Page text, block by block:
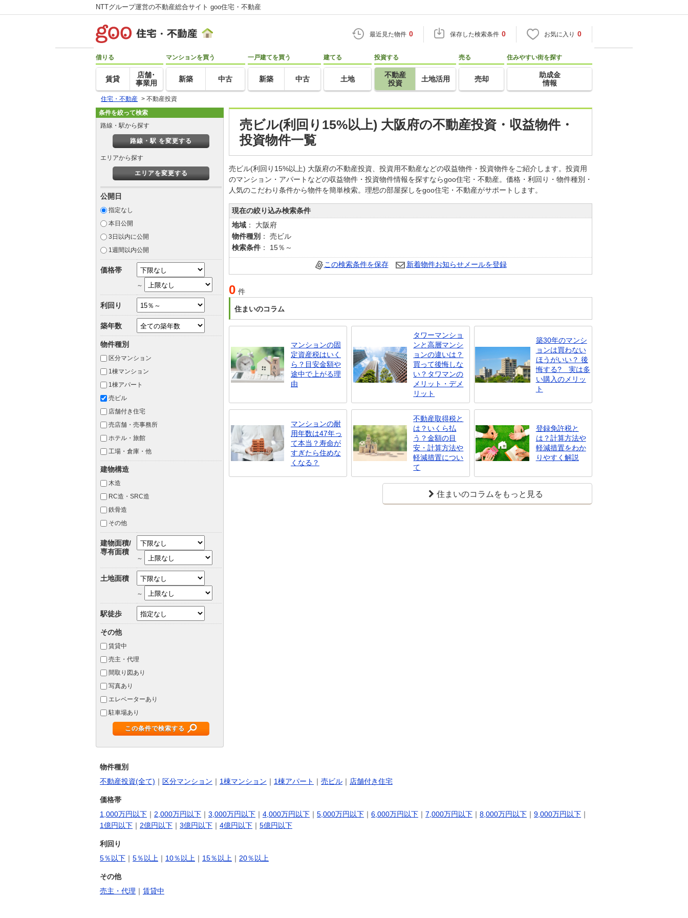
NTTグループ運営の不動産総合サイト goo住宅・不動産
最近見た物件 0 保存した検索条件 0 お気に入り 0
借りる
賃貸
店舗･
事業用
マンションを買う
新築 中古
一戸建てを買う
新築 中古
建てる
土地
投資する
不動産
投資
土地活用
売る
売却
住みやすい街を探す
助成金
情報
住宅・不動産 > 不動産投資
売ビル(利回り15%以上) 大阪府の不動産投資・収益物件・
投資物件一覧
売ビル(利回り15%以上) 大阪府の不動産投資、投資用不動産などの収益物件・投資物件をご紹介します。投資用
のマンション・アパートなどの収益物件・投資物件情報を探すならgoo住宅・不動産。価格・利回り・物件種別・
人気のこだわり条件から物件を簡単検索。理想の部屋探しをgoo住宅・不動産がサポートします。
現在の絞り込み検索条件
地域 ： 大阪府
物件種別 ： 売ビル
検索条件 ： 15％～
この検索条件を保存 新着物件お知らせメールを登録
0 件
住まいのコラム
マンションの固
定資産税はいく
ら？目安金額や
途中で上がる理
由
タワーマンショ
ンと高層マンシ
ョンの違いは？
買って後悔しな
い？タワマンの
メリット・デメ
リット
築30年のマンシ
ョンは買わない
ほうがいい？ 後
悔する? 実は多
い購入のメリッ
ト
マンションの耐
用年数は47年っ
て本当？寿命が
すぎたら住めな
くなる？
不動産取得税と
は？いくら払
う？金額の目
安・計算方法や
軽減措置につい
て
登録免許税と
は？計算方法や
軽減措置をわか
りやすく解説
住まいのコラムをもっと見る
条件を絞って検索
路線・駅から探す
路線・駅 を変更する
エリアから探す
エリアを変更する
公開日
指定なし
本日公開
3日以内に公開
1週間以内公開
価格帯
～
利回り
築年数
物件種別
区分マンション
1棟マンション
1棟アパート
売ビル
店舗付き住宅
売店舗・売事務所
ホテル・旅館
工場・倉庫・他
建物構造
木造
RC造・SRC造
鉄骨造
その他
建物面積/
専有面積
～
土地面積
～
駅徒歩
その他
賃貸中
売主・代理
間取り図あり
写真あり
エレベーターあり
駐車場あり
この条件で検索する
物件種別
不動産投資(全て) ｜ 区分マンション ｜ 1棟マンション ｜ 1棟アパート ｜ 売ビル ｜ 店舗付き住宅
価格帯
1,000万円以下 ｜ 2,000万円以下 ｜ 3,000万円以下 ｜ 4,000万円以下 ｜ 5,000万円以下 ｜ 6,000万円以下 ｜ 7,000万円以下 ｜ 8,000万円以下 ｜ 9,000万円以下 ｜
1億円以下 ｜ 2億円以下 ｜ 3億円以下 ｜ 4億円以下 ｜ 5億円以下
利回り
5％以下 ｜ 5％以上 ｜ 10％以上 ｜ 15％以上 ｜ 20％以上
その他
売主・代理 ｜ 賃貸中